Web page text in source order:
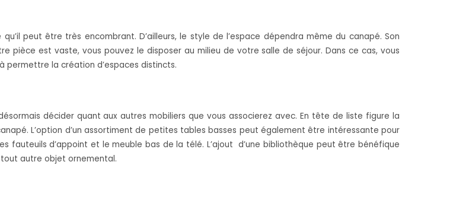
peut être très encombrant. D’ailleurs, le style de l’espace dépendra même du canapé. Son
pièce est vaste, vous pouvez le disposer au milieu de votre salle de séjour. Dans ce cas, vous
permettre la création d’espaces distincts.
décider quant aux autres mobiliers que vous associerez avec. En tête de liste figure la
L’option d’un assortiment de petites tables basses peut également être intéressante pour
fauteuils d’appoint et le meuble bas de la télé. L’ajout d’une bibliothèque peut être bénéfique
autre objet ornemental.